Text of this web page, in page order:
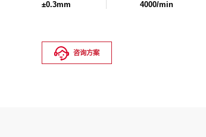
±0.3mm
4000/min
咨询方案